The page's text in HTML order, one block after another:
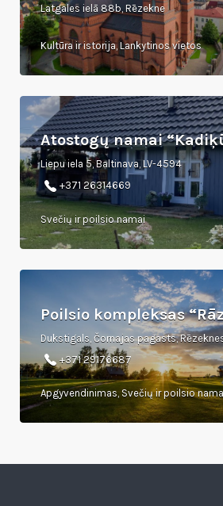
Latgales ielā 88b, Rēzekne
Kultūra ir istorija, Lankytinos vietos
Atostogų namai
Liepu iela 5, Baltinava, LV-4594
+371 26314669
Svečių ir poilsio namai
Poilsio kompleksas
Dukstigals, Čornajas pagasts,
+371 29176687
Apgyvendinimas, Svečių ir poilsio